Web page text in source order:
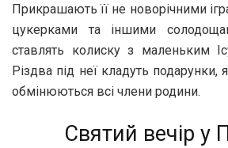
Прикрашають її не новорічними
цукерками та іншими
ставлять колиску з маленьким
Різдва під неї кладуть подарунки,
обмінюються всі члени родини.
Святий вечір у